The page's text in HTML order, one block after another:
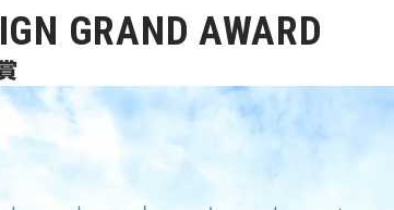
GRAND AWARD